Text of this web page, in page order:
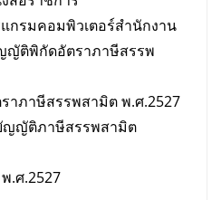
กรมคอมพิวเตอร์สำนักงาน
ญัติพิกัดอัตราภาษีสรรพ
ภาษีสรรพสามิต พ.ศ.2527
ญญัติภาษีสรรพสามิต
.ศ.2527